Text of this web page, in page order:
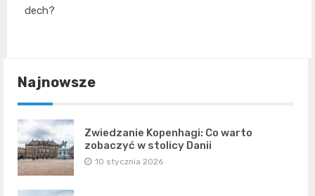
dech?
Najnowsze
Zwiedzanie Kopenhagi: Co warto
zobaczyć w stolicy Danii
10 stycznia 2026